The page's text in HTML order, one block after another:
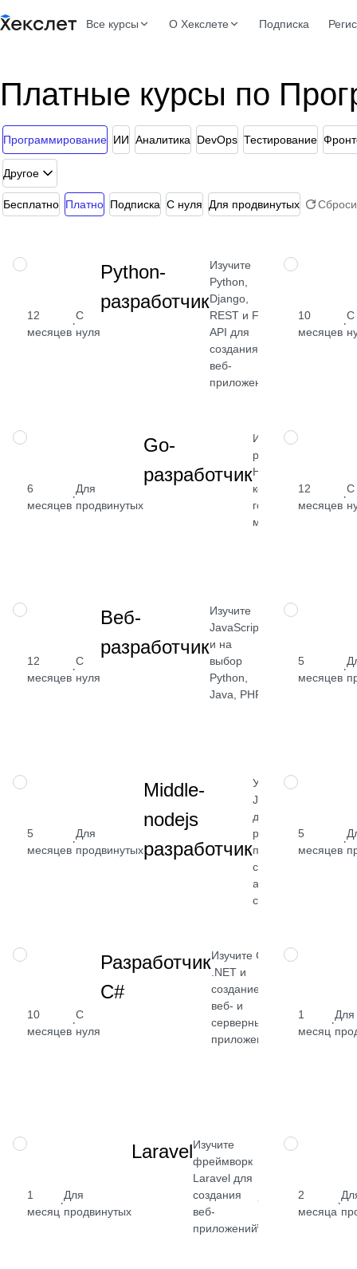
Все курсы О Хекслете Подписка
Платные курсы по
Программирование ИИ Аналитика DevOps Тестирование
Другое
Бесплатно Платно Подписка С нуля Для продвинутых
ПРОФЕССИЯ
12
месяцев
·
С
нуля
Python-
разработчик
Изучите
Python,
Django,
REST и Fast
API для
создания
веб-
приложений
от 2 400
ПРОФЕССИЯ
10
месяцев
·
С
ПРОФЕССИЯ
6
месяцев
·
Для
продвинутых
Go-
разработчик
Изучите Go,
работу с БД,
HTTP,
конкурентность,
горутины,
многопоточность
ПРОФЕССИЯ
12
месяцев
·
С
ПРОФЕССИЯ
12
месяцев
·
С
нуля
Веб-
разработчик
Изучите
JavaScript
и на
выбор
Python,
Java, PHP
от 2 400
ПРОФЕССИЯ
5
месяцев
·
ПРОФЕССИЯ
5
месяцев
·
Для
продвинутых
Middle-
nodejs
разработчик
Углубите
JavaScript
для backend-
разработки,
поработаете
с
архитектурой
сервисов
от 2
ПРОФЕССИЯ
5
месяцев
·
ПРОФЕССИЯ
10
месяцев
·
С
нуля
Разработчик
C#
Изучите C#,
.NET и
создание
веб- и
серверных
приложений
от 5 080
НАВЫК
1
месяц
·
Для
НАВЫК
1
месяц
·
Для
продвинутых
LaravelИзучите
фреймворк
Laravel для
создания
веб-
приложений
от 2 400
₽
НАВЫК
2
месяца
·